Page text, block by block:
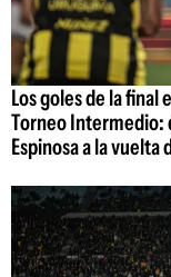
Los goles de la final
Torneo Intermedio:
Espinosa a la